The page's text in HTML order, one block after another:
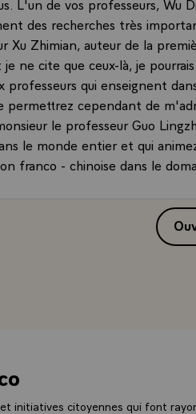
des recherches très
Xu Zhimian, auteur de la
ne cite que ceux-là, je
professeurs qui enseignent
permettrez cependant de
le professeur Guo
le monde entier et qui
franco - chinoise dans le
j'ai pu vérifier au-cours des
combien nos gouvernements
agir ensemble. Et je crois que
chinois qui reconnaissent
aujourd'hui a, parmi bien
initiatives citoyennes qui font